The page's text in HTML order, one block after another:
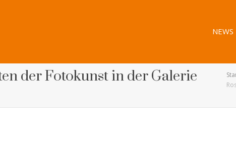
NEWS
der Fotokunst in der Galerie